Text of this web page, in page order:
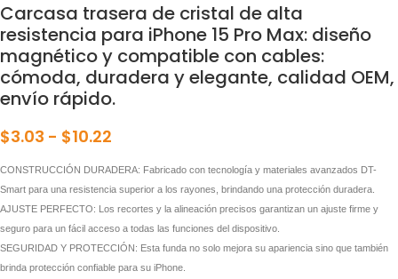
Carcasa trasera de cristal de alta
resistencia para iPhone 15 Pro Max: diseño
magnético y compatible con cables:
cómoda, duradera y elegante, calidad OEM,
envío rápido.
$3.03 - $10.22
CONSTRUCCIÓN DURADERA: Fabricado con tecnología y materiales avanzados DT-
Smart para una resistencia superior a los rayones, brindando una protección duradera.
AJUSTE PERFECTO: Los recortes y la alineación precisos garantizan un ajuste firme y
seguro para un fácil acceso a todas las funciones del dispositivo.
SEGURIDAD Y PROTECCIÓN: Esta funda no solo mejora su apariencia sino que también
brinda protección confiable para su iPhone.